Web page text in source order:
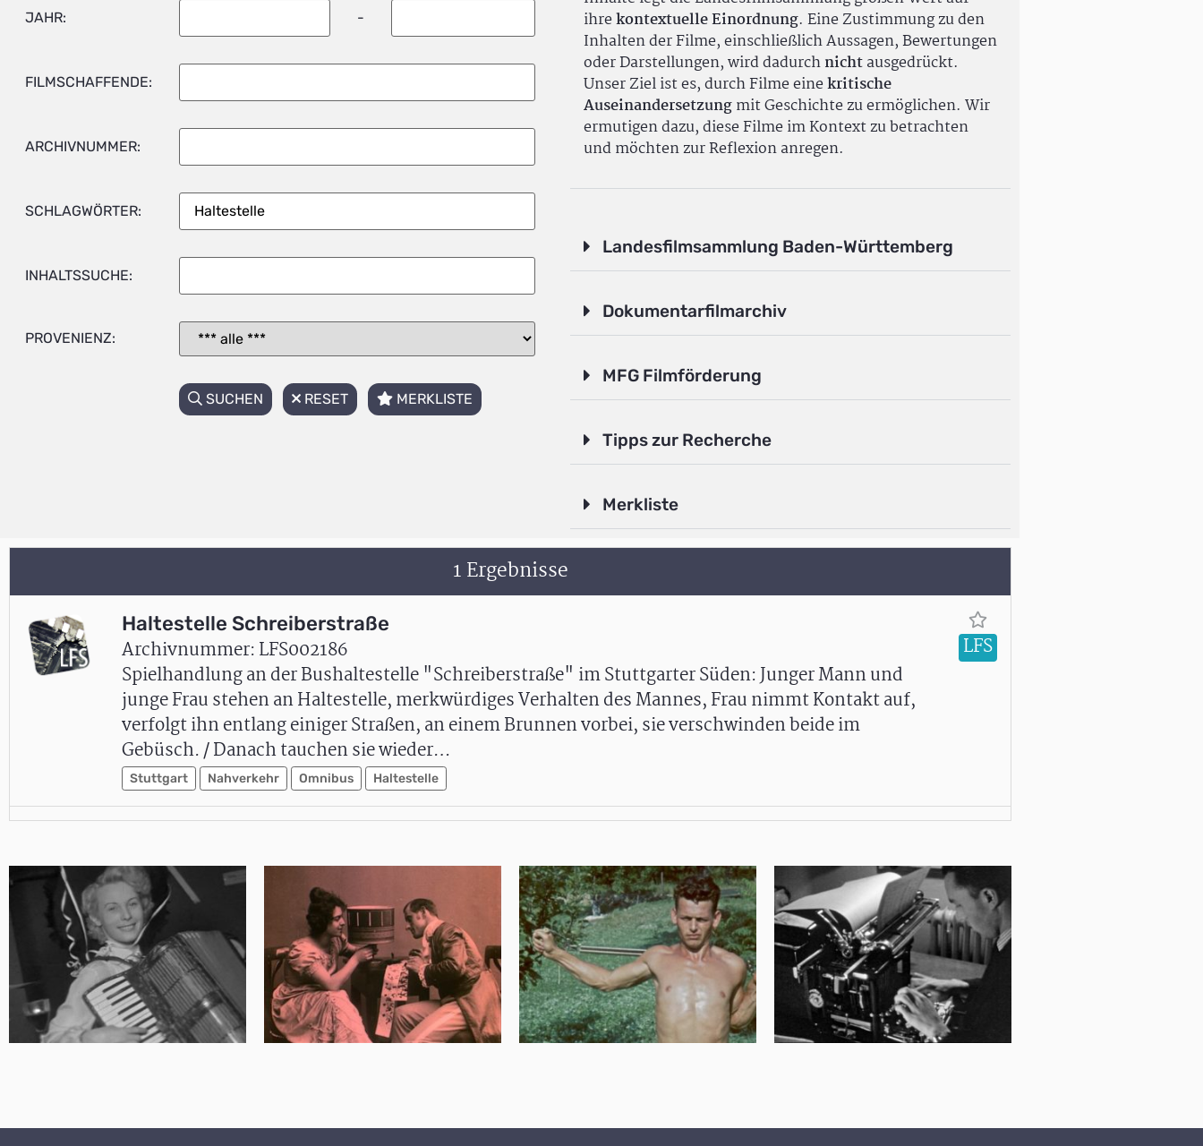
JAHR: -
FILMSCHAFFENDE:
ARCHIVNUMMER:
SCHLAGWÖRTER:
INHALTSSUCHE:
PROVENIENZ:
SUCHEN RESET MERKLISTE
ihrekontextuelle Einordnung. Eine Zustimmung zu den
Inhalten der Filme, einschließlich Aussagen, Bewertungen
oder Darstellungen, wird dadurchnichtausgedrückt.
Unser Ziel ist es, durch Filme einekritische
Auseinandersetzungmit Geschichte zu ermöglichen. Wir
ermutigen dazu, diese Filme im Kontext zu betrachten
und möchten zur Reflexion anregen.
Landesfilmsammlung Baden-Württemberg
Dokumentarfilmarchiv
MFG Filmförderung
Tipps zur Recherche
Merkliste
1 Ergebnisse
Haltestelle Schreiberstraße
Archivnummer: LFS002186
Spielhandlung an der Bushaltestelle "Schreiberstraße" im Stuttgarter Süden: Junger Mann und
junge Frau stehen an Haltestelle, merkwürdiges Verhalten des Mannes, Frau nimmt Kontakt auf,
verfolgt ihn entlang einiger Straßen, an einem Brunnen vorbei, sie verschwinden beide im
Gebüsch. / Danach tauchen sie wieder…
Stuttgart Nahverkehr Omnibus Haltestelle
LFS